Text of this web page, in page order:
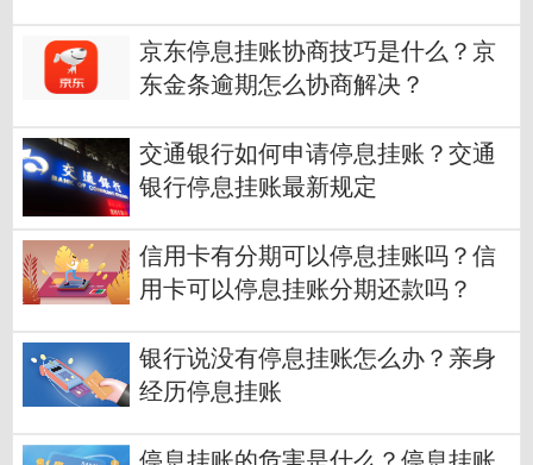
京东停息挂账协商技巧是什么？京
东金条逾期怎么协商解决？
交通银行如何申请停息挂账？交通
银行停息挂账最新规定
信用卡有分期可以停息挂账吗？信
用卡可以停息挂账分期还款吗？
银行说没有停息挂账怎么办？亲身
经历停息挂账